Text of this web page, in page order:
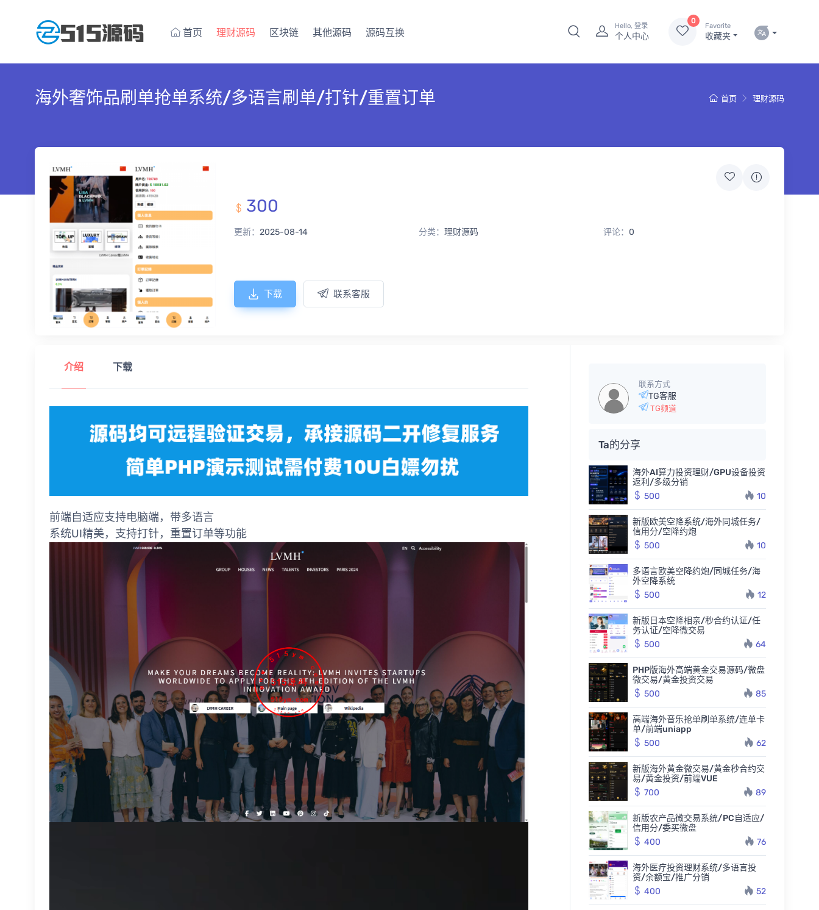
首页 理财源码 区块链 其他源码 源码互换
Hello, 登录
个人中心
0
Favorite
收藏夹
首页 理财源码
海外奢饰品刷单抢单系统/多语言刷单/打针/重置订单
300
更新： 2025-08-14 分类： 理财源码 评论： 0
下载 联系客服
介绍 下载
前端自适应支持电脑端，带多语言
系统UI精美，支持打针，重置订单等功能
联系方式
TG客服
TG频道
Ta的分享
海外AI算力投资理财/GPU设备投资
返利/多级分销
500
10
新版欧美空降系统/海外同城任务/
信用分/空降约炮
500
10
多语言欧美空降约炮/同城任务/海
外空降系统
500
12
新版日本空降相亲/秒合约认证/任
务认证/空降微交易
500
64
PHP版海外高端黄金交易源码/微盘
微交易/黄金投资交易
500
85
高端海外音乐抢单刷单系统/连单卡
单/前端uniapp
500
62
新版海外黄金微交易/黄金秒合约交
易/黄金投资/前端VUE
700
89
新版农产品微交易系统/PC自适应/
信用分/委买微盘
400
76
海外医疗投资理财系统/多语言投
资/余额宝/推广分销
400
52